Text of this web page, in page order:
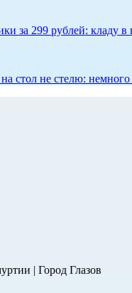
за 299 рублей: кладу в
стол не стелю:
| Город Глазов